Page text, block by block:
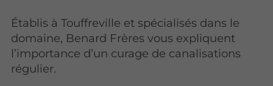
Établis à Touffreville et spécialisés dans le
domaine, Benard Frères vous expliquent
l’importance d’un curage de canalisations
régulier.